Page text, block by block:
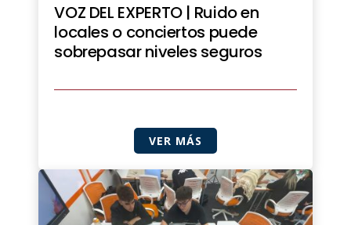
VOZ DEL EXPERTO | Ruido en
locales o conciertos puede
sobrepasar niveles seguros
VER MÁS